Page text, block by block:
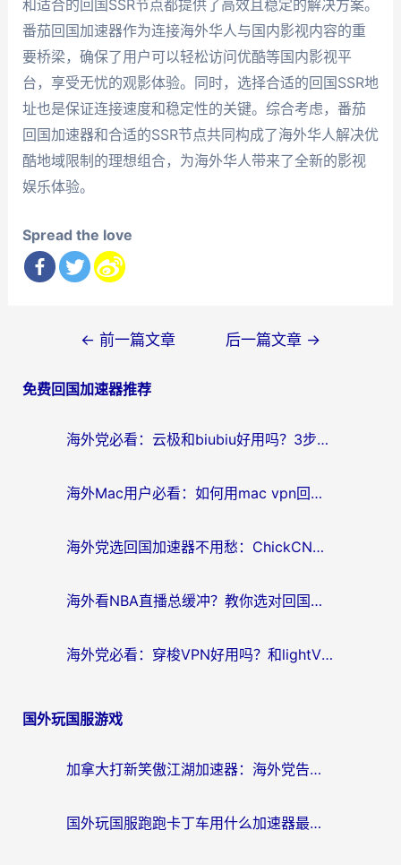
和适合的回国SSR节点都提供了高效且稳定的解决方案。
番茄回国加速器作为连接海外华人与国内影视内容的重
要桥梁，确保了用户可以轻松访问优酷等国内影视平
台，享受无忧的观影体验。同时，选择合适的回国SSR地
址也是保证连接速度和稳定性的关键。综合考虑，番茄
回国加速器和合适的SSR节点共同构成了海外华人解决优
酷地域限制的理想组合，为海外华人带来了全新的影视
娱乐体验。
Spread the love
导
← 前一篇文章 后一篇文章 →
免费回国加速器推荐
海外党必看：云极和biubiu好用吗？3步选对回国加速器，无缝刷国内剧玩手游
海外Mac用户必看：如何用mac vpn回国实现无缝刷国内剧玩国服？
海外党选回国加速器不用愁：ChickCN和SpeedCN好用吗？实测对比+避坑指南
海外看NBA直播总缓冲？教你选对回国加速器，无缝看球还能刷国内剧
海外党必看：穿梭VPN好用吗？和lightVPN对比哪个回国效果更好？附真实体验与选择指南
国外玩国服游戏
加拿大打新笑傲江湖加速器：海外党告别延迟卡顿的实用指南
国外玩国服跑跑卡丁车用什么加速器最好？2026真实玩家亲测避坑指南